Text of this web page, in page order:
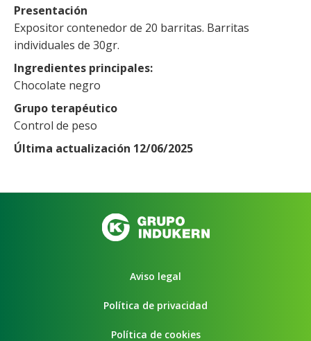
Presentación
Expositor contenedor de 20 barritas. Barritas
individuales de 30gr.
Ingredientes principales
Chocolate negro
Grupo terapéutico
Control de peso
Última actualización 12/06/2025
Aviso legal
Política de privacidad
Política de cookies